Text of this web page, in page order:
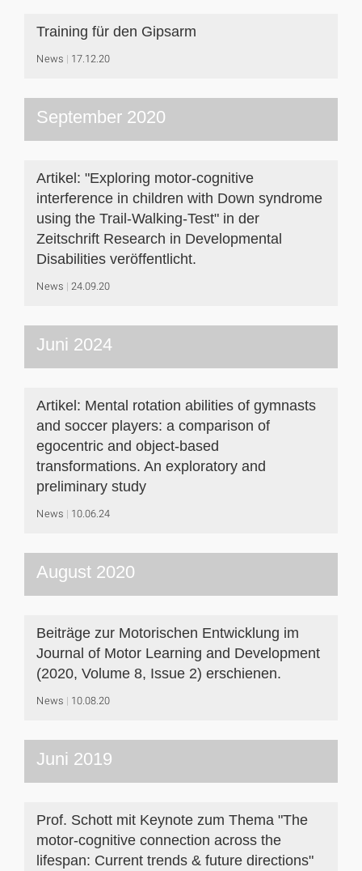
Training für den Gipsarm
News 17.12.20
September 2020
Artikel: "Exploring motor-cognitive
interference in children with Down syndrome
using the Trail-Walking-Test" in der
Zeitschrift Research in Developmental
Disabilities veröffentlicht.
News 24.09.20
Juni 2024
Artikel: Mental rotation abilities of gymnasts
and soccer players: a comparison of
egocentric and object-based
transformations. An exploratory and
preliminary study
News 10.06.24
August 2020
Beiträge zur Motorischen Entwicklung im
Journal of Motor Learning and Development
(2020, Volume 8, Issue 2) erschienen.
News 10.08.20
Juni 2019
Prof. Schott mit Keynote zum Thema "The
motor-cognitive connection across the
lifespan: Current trends & future directions"